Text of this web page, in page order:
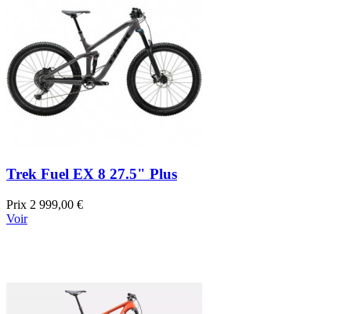
Trek Fuel EX 8 27.5" Plus
Prix 2 999,00 €
Voir